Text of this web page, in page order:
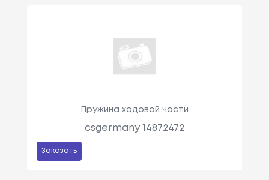
Пружина ходовой части
csgermany 14872472
Заказать